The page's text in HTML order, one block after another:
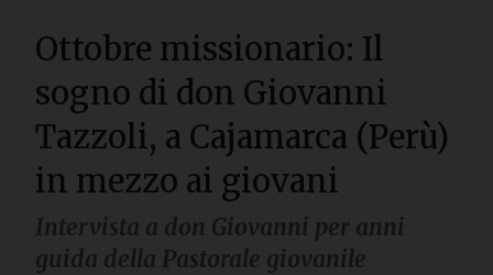
Ottobre missionario: Il
sogno di don Giovanni
Tazzoli, a Cajamarca (Perù)
in mezzo ai giovani
Intervista a don Giovanni per anni
guida della Pastorale giovanile